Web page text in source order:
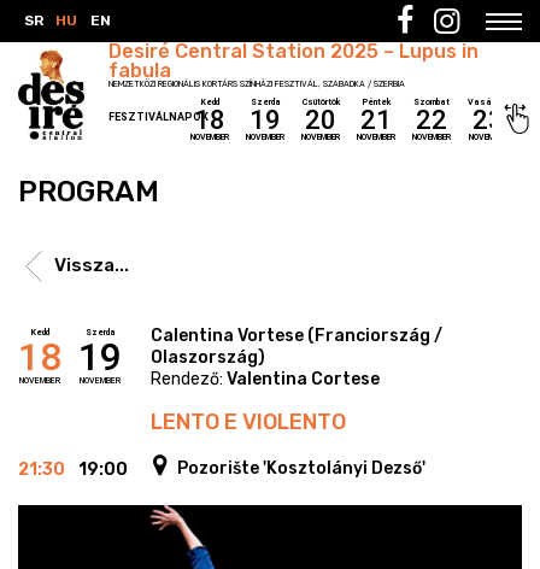
EN
SR HU
Desiré Central Station 2025 – Lupus in
fabula
NEMZETKÖZI REGIONÁLIS KORTÁRS SZÍNHÁZI FESZTIVÁL, SZABADKA / SZERBIA
FESZTIVÁLNAPOK
Kedd
18
NOVEMBER
Szerda
19
NOVEMBER
Csütörtök
20
NOVEMBER
Péntek
21
NOVEMBER
Szombat
22
NOVEMBER
Vasárnap
23
NOVEMBER
PROGRAM
Vissza...
Kedd
18
NOVEMBER
21:30
Szerda
19
NOVEMBER
19:00
Calentina Vortese (Franciország /
Olaszország)
Rendező: Valentina Cortese
LENTO E VIOLENTO
Pozorište 'Kosztolányi Dezső'